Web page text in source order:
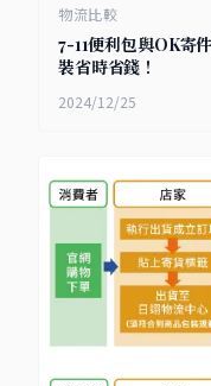
物流比較
7-11便利包與OK寄
裝省時省錢！
2024/12/25